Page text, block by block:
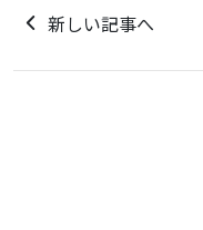
新しい記事へ